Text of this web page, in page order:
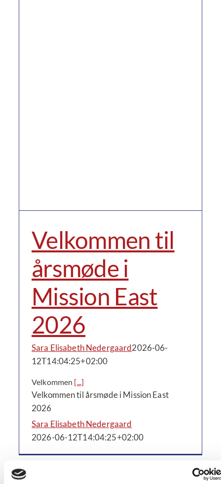
Velkommen til
årsmøde i
Mission East
2026
Sara Elisabeth Nedergaard2026-06-
12T14:04:25+02:00
Velkommen [...]
Velkommen til årsmøde i Mission East
2026
Sara Elisabeth Nedergaard
2026-06-12T14:04:25+02:00